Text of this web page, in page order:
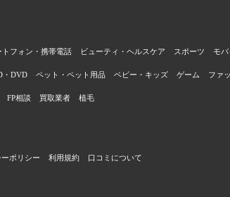
トフォン・携帯電話 ビューティ・ヘルスケア スポーツ モバ
・DVD ペット・ペット用品 ベビー・キッズ ゲーム ファ
FP相談 買取業者 植毛
ポリシー 利用規約 口コミについて